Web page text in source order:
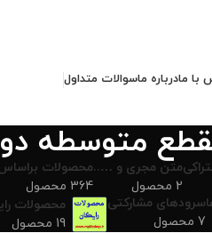
با مادرباره ماسوالات متداول
متوسطه
متن مجری و …..
2 محصول
محصولات
364 محصول
سرودهای مشارکتی
7 محصول
محصولات
19 محصول